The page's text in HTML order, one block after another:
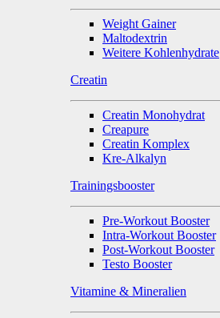
Weight Gainer
Maltodextrin
Weitere Kohlenhydrate
Creatin
Creatin Monohydrat
Creapure
Creatin Komplex
Kre-Alkalyn
Trainingsbooster
Pre-Workout Booster
Intra-Workout Booster
Post-Workout Booster
Testo Booster
Vitamine & Mineralien